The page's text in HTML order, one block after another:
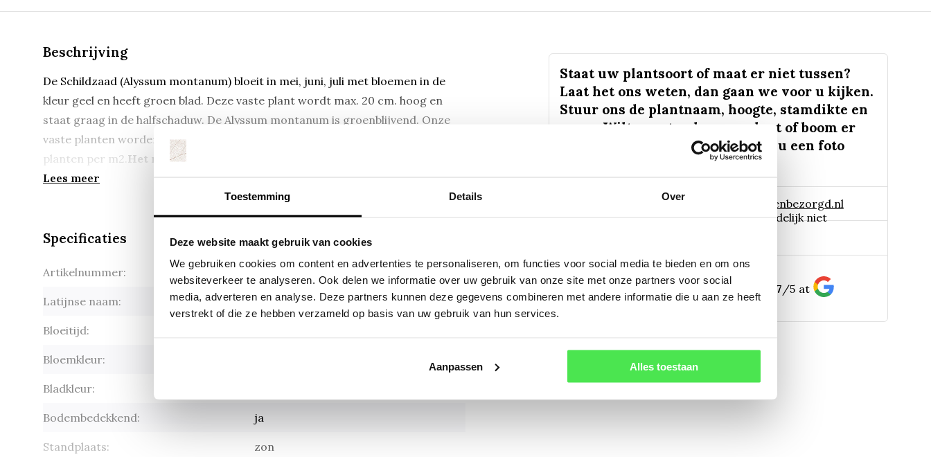
Toestemming Details Over
Deze website maakt gebruik van cookies
We gebruiken cookies om content en advertenties te personaliseren, om functies voor social media te bieden en om ons
websiteverkeer te analyseren. Ook delen we informatie over uw gebruik van onze site met onze partners voor social
media, adverteren en analyse. Deze partners kunnen deze gegevens combineren met andere informatie die u aan ze heeft
verstrekt of die ze hebben verzameld op basis van uw gebruik van hun services.
Aanpassen Alles toestaan
Beschrijving
De Schildzaad (Alyssum montanum) bloeit in mei, juni, juli met bloemen in de
kleur geel en heeft groen blad. Deze vaste plant wordt max. 20 cm. hoog en
staat graag in de halfschaduw. De Alyssum montanum is groenblijvend. Onze
vaste planten worden geleverd in een pot van 9*9 cm, ga uit van ongeveer 9
planten per m2. Het minimum bestelaantal is tijdelijk 3 stuks
Lees meer
Specificaties
Artikelnummer:
Latijnse naam: Alyssum montanum
Bloeitijd:
Bloemkleur:
Bladkleur:
Bodembedekkend: ja
Standplaats: zon
Staat uw plantsoort of maat er niet tussen?
Laat het ons weten, dan gaan we voor u kijken.
Stuur ons de plantnaam, hoogte, stamdikte en
vorm. Wilt u weten hoe uw plant of boom er
ongeveer eruit ziet? We kunnen u een foto
info@tuinplantenbezorgd.nl
06 45 601 508 (tijdelijk niet
bereikbaar)
156 customers give us a 4.7 /5 at